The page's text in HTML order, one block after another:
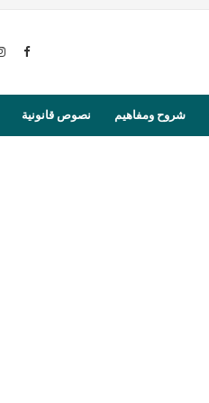
شروح ومفاهيم نصوص قانونية